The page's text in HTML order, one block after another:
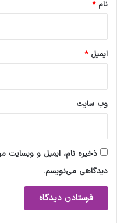
نام*
ایمیل*
وب‌ سایت
ذخیره نام، ایمیل و وبسایت
دیدگاهی می‌نویسم.